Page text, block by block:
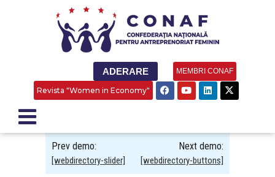
ADERARE MEMBRI CONAF
Revista "Women in Economy"
Prev demo:
[webdirectory-slider]
Next demo:
[webdirectory-buttons]